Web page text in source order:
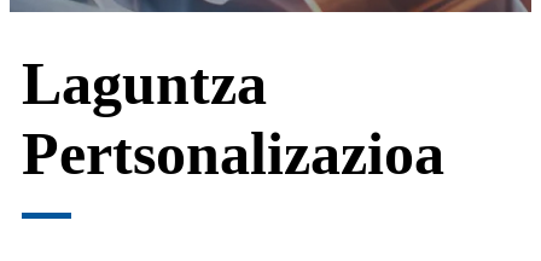
Laguntza
Pertsonalizazioa